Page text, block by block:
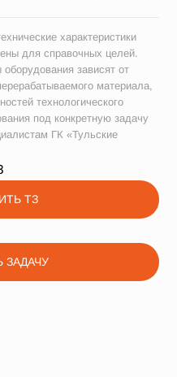
характеристики
для справочных целей.
зависят от
материала,
технологического
под конкретную задачу
ГК «Тульские
ТЗ
ЗАДАЧУ